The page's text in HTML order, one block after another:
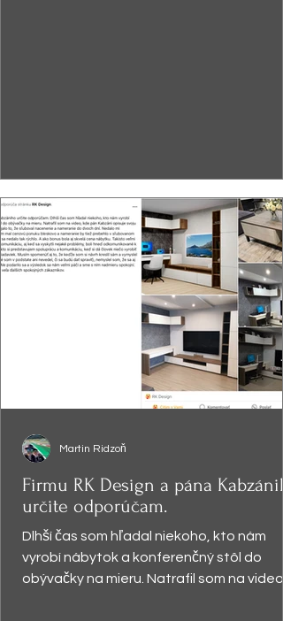
Firmu RK Design a pána
určite odporúčam.
Dlhší čas som hľadal niekoho, kto nám
vyrobí nábytok a konferenčný stôl do
obývačky na mieru. Natrafil som na video,
Martin Ridzoň